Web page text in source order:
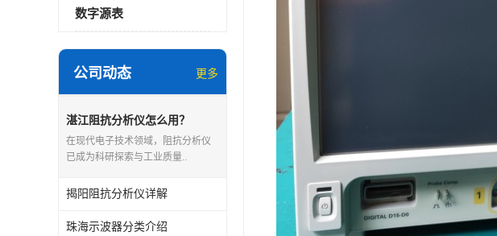
数字源表
公司动态 更多
湛江阻抗分析仪怎么用？
在现代电子技术领域，阻抗分析仪
已成为科研探索与工业质量..
揭阳阻抗分析仪详解
珠海示波器分类介绍